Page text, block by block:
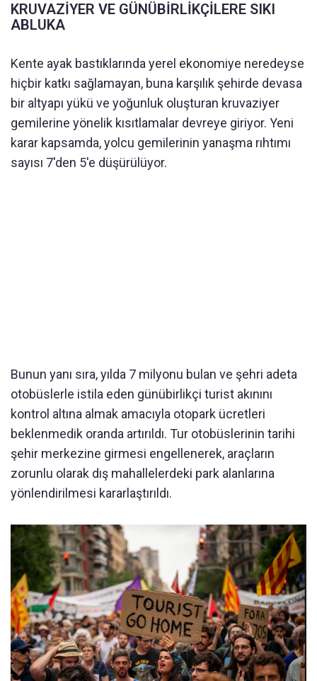
KRUVAZİYER VE GÜNÜBİRLİKÇİLERE SIKI
ABLUKA
Kente ayak bastıklarında yerel ekonomiye neredeyse
hiçbir katkı sağlamayan, buna karşılık şehirde devasa
bir altyapı yükü ve yoğunluk oluşturan kruvaziyer
gemilerine yönelik kısıtlamalar devreye giriyor. Yeni
karar kapsamda, yolcu gemilerinin yanaşma rıhtımı
sayısı 7'den 5'e düşürülüyor.
Bunun yanı sıra, yılda 7 milyonu bulan ve şehri adeta
otobüslerle istila eden günübirlikçi turist akınını
kontrol altına almak amacıyla otopark ücretleri
beklenmedik oranda artırıldı. Tur otobüslerinin tarihi
şehir merkezine girmesi engellenerek, araçların
zorunlu olarak dış mahallelerdeki park alanlarına
yönlendirilmesi kararlaştırıldı.